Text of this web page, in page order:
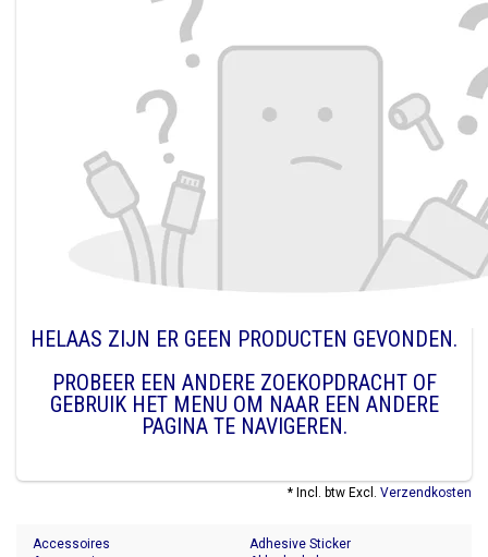
HELAAS ZIJN ER GEEN PRODUCTEN GEVONDEN.
PROBEER EEN ANDERE ZOEKOPDRACHT OF
GEBRUIK HET MENU OM NAAR EEN ANDERE
PAGINA TE NAVIGEREN.
* Incl. btw Excl. Verzendkosten
Accessoires
Adhesive Sticker